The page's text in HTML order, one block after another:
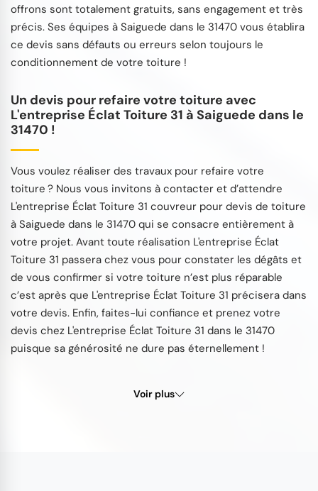
offrons sont totalement gratuits, sans engagement et très
précis. Ses équipes à Saiguede dans le 31470 vous établira
ce devis sans défauts ou erreurs selon toujours le
conditionnement de votre toiture !
Un devis pour refaire votre toiture avec
L'entreprise Éclat Toiture 31 à Saiguede dans le
31470 !
Vous voulez réaliser des travaux pour refaire votre
toiture ? Nous vous invitons à contacter et d’attendre
L'entreprise Éclat Toiture 31 couvreur pour devis de toiture
à Saiguede dans le 31470 qui se consacre entièrement à
votre projet. Avant toute réalisation L'entreprise Éclat
Toiture 31 passera chez vous pour constater les dégâts et
de vous confirmer si votre toiture n’est plus réparable
c’est après que L'entreprise Éclat Toiture 31 précisera dans
votre devis. Enfin, faites-lui confiance et prenez votre
devis chez L'entreprise Éclat Toiture 31 dans le 31470
puisque sa générosité ne dure pas éternellement !
Voir plus